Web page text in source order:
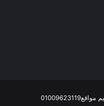
مواقع01009623119